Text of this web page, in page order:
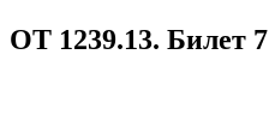
ОТ 1239.13. Билет 7